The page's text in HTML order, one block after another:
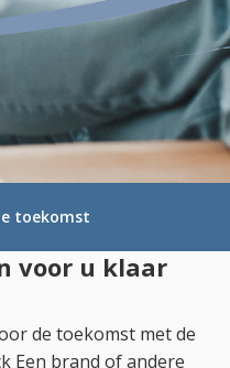
toekomst
voor u klaar
de toekomst met de
Een brand of andere